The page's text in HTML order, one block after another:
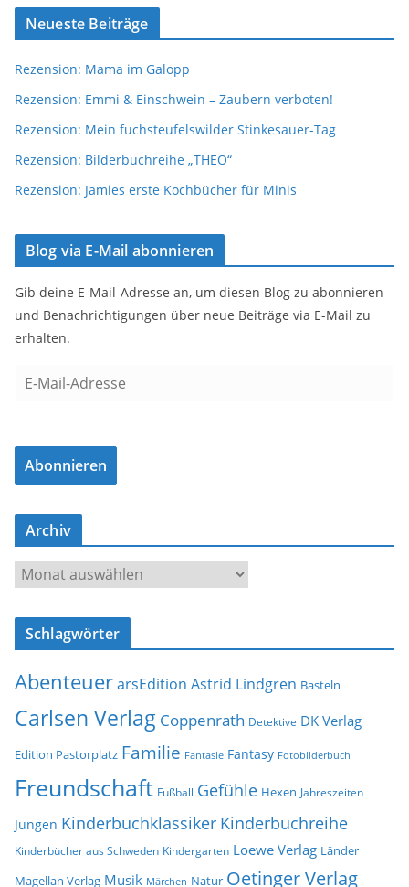
Neueste Beiträge
Rezension: Mama im Galopp
Rezension: Emmi & Einschwein – Zaubern verboten!
Rezension: Mein fuchsteufelswilder Stinkesauer-Tag
Rezension: Bilderbuchreihe „THEO“
Rezension: Jamies erste Kochbücher für Minis
Blog via E-Mail abonnieren
Gib deine E-Mail-Adresse an, um diesen Blog zu abonnieren
und Benachrichtigungen über neue Beiträge via E-Mail zu
erhalten.
a
l
-
d
s
e
Abonnieren
Archiv
r
c
v
Schlagwörter
AbenteuerarsEdition Astrid Lindgren Basteln
Carlsen Verlag Coppenrath Detektive DK Verlag
Edition Pastorplatz Familie Fantasie Fantasy Fotobilderbuch
Freundschaft Fußball Gefühle Hexen Jahreszeiten
Jungen Kinderbuchklassiker Kinderbuchreihe
Kinderbücher aus Schweden Kindergarten Loewe Verlag Länder
Magellan Verlag Musik Märchen Natur Oetinger Verlag